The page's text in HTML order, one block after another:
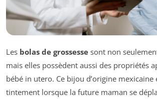
Les bolas de grossesse sont non
mais elles possèdent aussi des propriétés
bébé in utero. Ce bijou d’origine
tintement lorsque la future maman se